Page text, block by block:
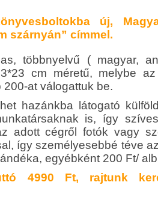
új,
szárnyán” címmel.
többnyelvű ( magyar,
cm méretű, melybe
at válogattuk be.
hazánkba látogató
is, így
adott cégről fotók vagy
így személyesebbé téve
egyébként 200 Ft/
4990 Ft, rajtunk